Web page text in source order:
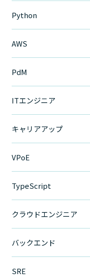
Python
AWS
PdM
ITエンジニア
キャリアアップ
VPoE
TypeScript
クラウドエンジニア
バックエンド
SRE